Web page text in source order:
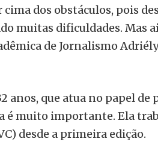
dos obstáculos, pois
muitas dificuldades. Mas
de Jornalismo
anos, que atua no papel
é muito importante. Ela
desde a primeira edição.